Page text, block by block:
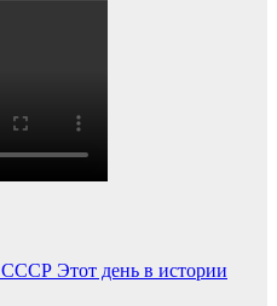
СССР Этот день в истории